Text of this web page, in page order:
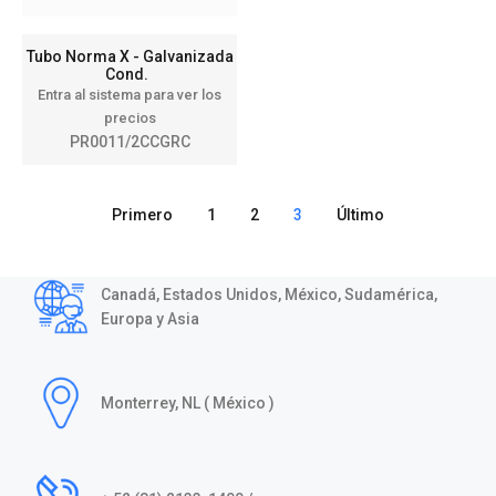
Tubo Norma X - Galvanizada
Cond.
Entra al sistema para ver los
precios
PR0011/2CCGRC
Primero 1 2 3 Último
Canadá, Estados Unidos, México, Sudamérica,
Europa y Asia
Monterrey, NL ( México )